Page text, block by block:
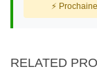
⚡
RELATED